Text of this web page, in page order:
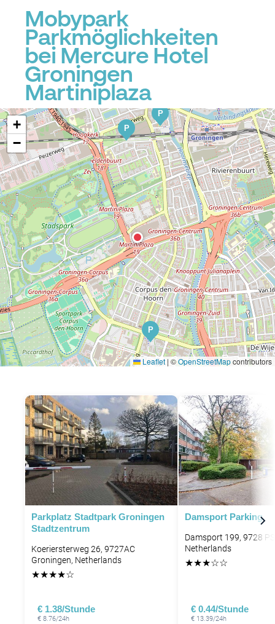
Mobypark
Parkmöglichkeiten
bei Mercure Hotel
Groningen
Martiniplaza
P
P
P
+
−
Leaflet | ©OpenStreetMapcontributors
Parkplatz Stadtpark Groningen
Stadtzentrum
Koeriersterweg 26, 9727AC
Groningen, Netherlands
★★★★☆
€ 1.38/Stunde
€ 8.76/24h
Damsport Parking
Damsport 199, 9728
Netherlands
★★★☆☆
€ 0.44/Stunde
€ 13.39/24h